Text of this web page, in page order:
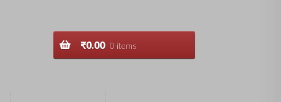
₹0.00 0 items